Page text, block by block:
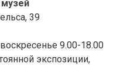
39
9.00-18.00
экспозиции,